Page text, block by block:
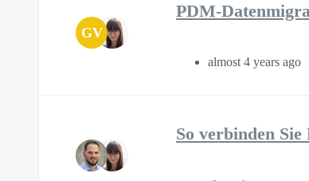
GV
PDM-
almost 4 years ago
So verbinden